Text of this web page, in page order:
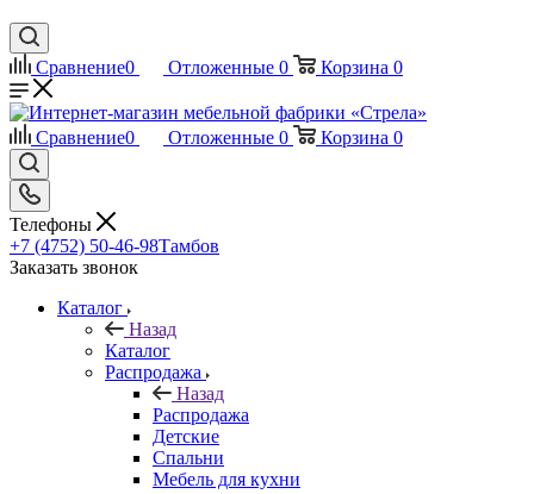
Сравнение0 Отложенные 0 Корзина 0
Сравнение0 Отложенные 0 Корзина 0
Телефоны
+7 (4752) 50-46-98Тамбов
Заказать звонок
Каталог
Назад
Каталог
Распродажа
Назад
Распродажа
Детские
Спальни
Мебель для кухни